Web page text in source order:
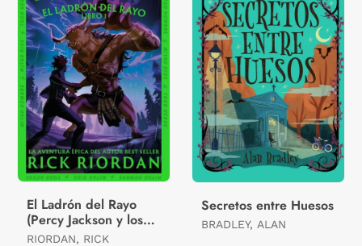
El Ladrón del Rayo
(Percy Jackson y los
Dioses del Olimpo 1)
RIORDAN, RICK
Secretos entre Huesos
BRADLEY, ALAN